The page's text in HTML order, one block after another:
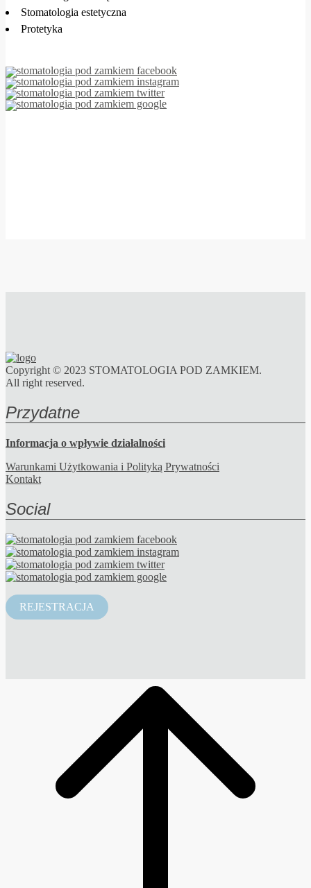
Stomatologia estetyczna
Protetyka
Copyright © 2023 STOMATOLOGIA POD ZAMKIEM.
All right reserved.
Przydatne
Informacja o wpływie działalności
Warunkami Użytkowania i Polityką Prywatności
Kontakt
Social
REJESTRACJA